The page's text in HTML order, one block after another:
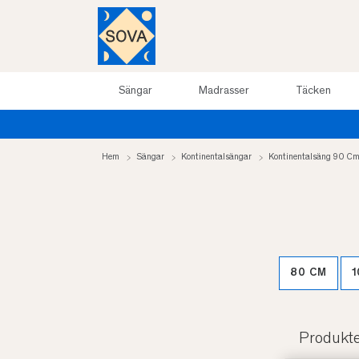
Sängar Madrasser Täcken
Hem Sängar Kontinentalsängar Kontinentalsäng 90 Cm
80 CM